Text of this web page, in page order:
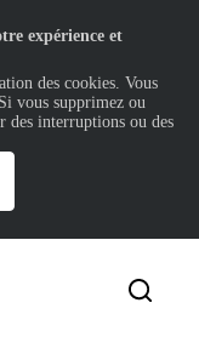
expérience et
des cookies. Vous
vous supprimez ou
des interruptions ou des